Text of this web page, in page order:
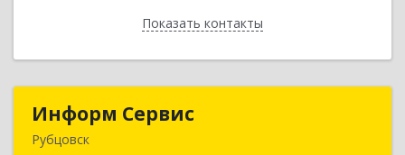
Показать контакты
Назад
Информ Сервис
Рубцовск